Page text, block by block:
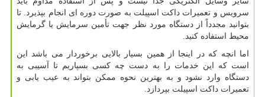
سرویس و تعمیرات داکت اسپیلت به صورت دوره ای انجام بپذیرد. تا
بتوانید مجدداً از دستگاه مورد نظر جهت تأمین سرمایش یا گرمایش
محیط استفاده کنید.
اما انچه که در اینجا از همین بسیار بالایی برخوردار می باشد این
است که این خدمات را به دست چه کسی بسپاریم تا آسیبی به
دستگاه وارد نشود و به بهترین نحوه ممکن بتواند به عیب یابی و
تعمیرات داکت اسپیلت بپردازد.